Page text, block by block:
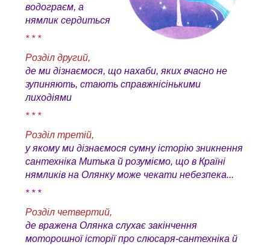
водограєм, а
нямлик сердиться
* * *
Розділ другий,
де ми дізнаємося, що нахаби, яких вчасно не
зупиняють, стають справжнісінькими
лиходіями
* * *
Розділ третій,
у якому ми дізнаємося сумну історію зникнення
сантехніка Митька й розуміємо, що в Країні
нямликів на Олянку може чекати небезпека...
* * *
Розділ четвертий,
де вражена Олянка слухає закінчення
моторошної історії про слюсаря-сантехніка й